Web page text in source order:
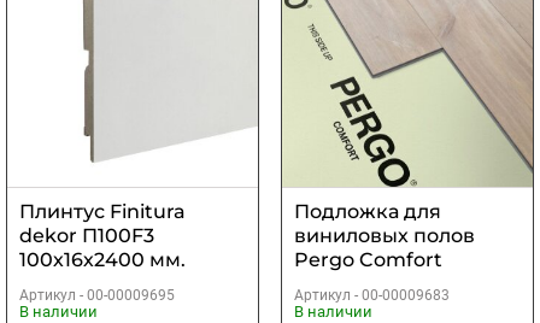
Плинтус Finitura
dekor П100F3
100х16х2400 мм.
Артикул - 00-00009695
В наличии
Подложка для
виниловых полов
Pergo Comfort
15000х1000х1 мм (15
м2)
Артикул - 00-00009683
В наличии